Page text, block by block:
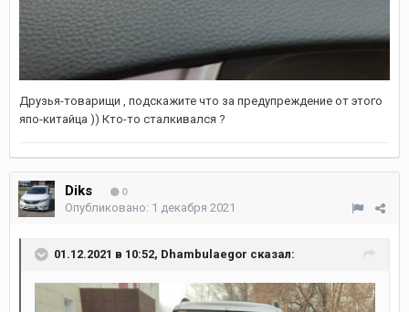
Друзья-товарищи , подскажите что за предупреждение от этого
япо-китайца )) Кто-то сталкивался ?
Diks 0
Опубликовано: 1 декабря 2021
01.12.2021 в 10:52, Dhambulaegor сказал: